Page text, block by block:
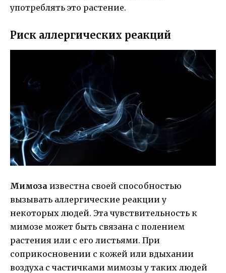
употреблять это растение.
Риск аллергических реакций
Мимоза известна своей способностью
вызывать аллергические реакции у
некоторых людей. Эта чувствительность к
мимозе может быть связана с полением
растения или с его листьями. При
соприкосновении с кожей или вдыхании
воздуха с частичками мимозы у таких людей